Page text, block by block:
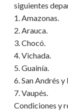
siguientes
1. Amazonas.
2. Arauca.
3. Chocó.
4. Vichada.
5. Guainía.
6. San Andrés
7. Vaupés.
Condiciones y